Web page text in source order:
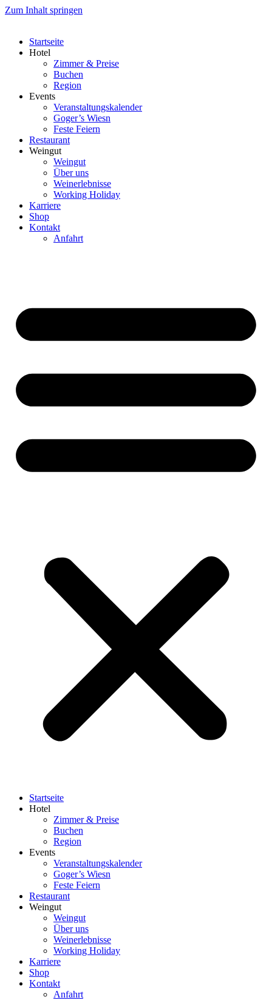
Zum Inhalt springen
Startseite
Hotel
Zimmer & Preise
Buchen
Region
Events
Veranstaltungskalender
Goger’s Wiesn
Feste Feiern
Restaurant
Weingut
Weingut
Über uns
Weinerlebnisse
Working Holiday
Karriere
Shop
Kontakt
Anfahrt
Startseite
Hotel
Zimmer & Preise
Buchen
Region
Events
Veranstaltungskalender
Goger’s Wiesn
Feste Feiern
Restaurant
Weingut
Weingut
Über uns
Weinerlebnisse
Working Holiday
Karriere
Shop
Kontakt
Anfahrt